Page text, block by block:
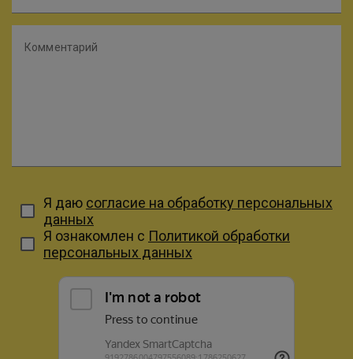
Комментарий
Я даю согласие на обработку персональных
данных
Я ознакомлен с Политикой обработки
персональных данных